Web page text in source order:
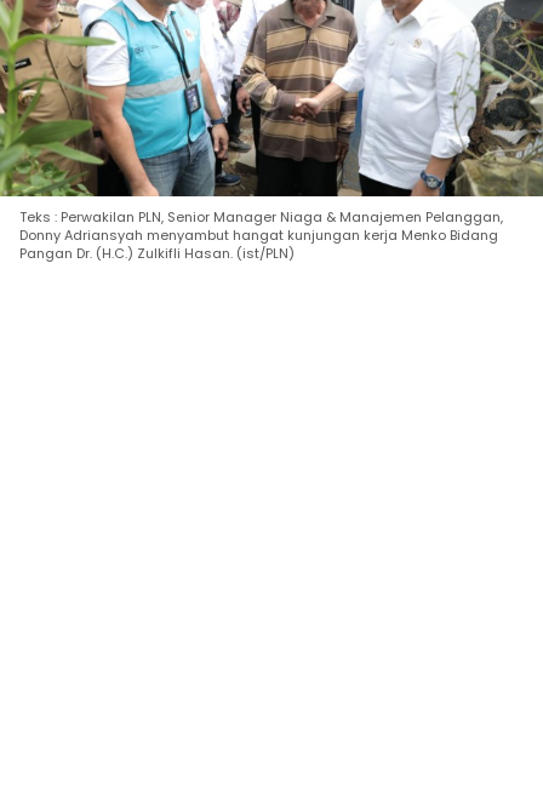
Teks : Perwakilan PLN, Senior Manager Niaga & Manajemen Pelanggan,
Donny Adriansyah menyambut hangat kunjungan kerja Menko Bidang
Pangan Dr. (H.C.) Zulkifli Hasan. (ist/PLN)